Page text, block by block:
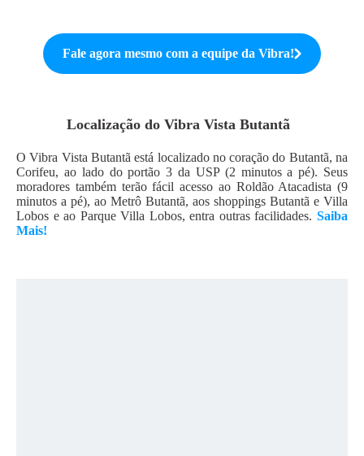
Fale agora mesmo com a equipe daVibra!
Localização do Vibra Vista Butantã
O Vibra Vista Butantã está localizado no coração do Butantã, na
Corifeu, ao lado do portão 3 da USP (2 minutos a pé). Seus
moradores também terão fácil acesso ao Roldão Atacadista (9
minutos a pé), ao Metrô Butantã, aos shoppings Butantã e Villa
Lobos e ao Parque Villa Lobos, entra outras facilidades. Saiba
Mais!